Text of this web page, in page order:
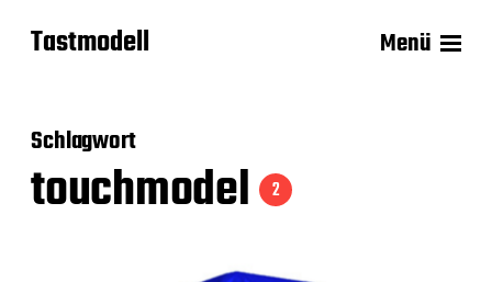
Tastmodell Menü
Schlagwort
touchmodel 2